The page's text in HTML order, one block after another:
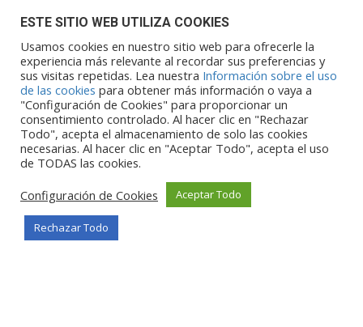
Financiado por la Unión Europea – NextGenerationEU. Sin
embargo, los puntos de vista y las
opiniones expresadas son únicamente los del autor o autores y
no reflejan necesariamente los de
la Unión Europea o la Comisión Europea. Ni la Unión Europea ni
la Comisión Europea pueden ser
consideradas responsables de las mismas.
ESTE SITIO WEB UTILIZA COOKIES
Usamos cookies en nuestro sitio web para ofrecerle la
experiencia más relevante al recordar sus preferencias y
sus visitas repetidas. Lea nuestra Información sobre el uso
de las cookies para obtener más información o vaya a
"Configuración de Cookies" para proporcionar un
consentimiento controlado. Al hacer clic en "Rechazar
Todo", acepta el almacenamiento de solo las cookies
necesarias. Al hacer clic en "Aceptar Todo", acepta el uso
de TODAS las cookies.
Configuración de Cookies
Aceptar Todo
Rechazar Todo